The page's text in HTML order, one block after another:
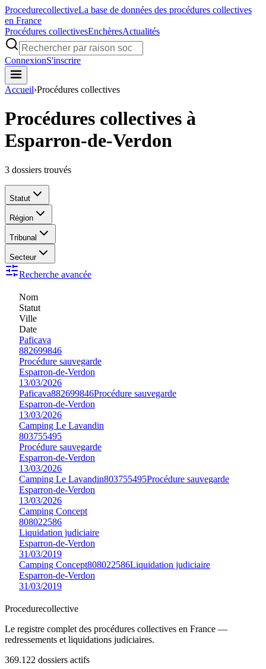
ProcedurecollectiveLa base de données des procédures collectives
en France
Procédures collectivesEnchèresActualités
ConnexionS'inscrire
Accueil›Procédures collectives
Procédures collectives à
Esparron-de-Verdon
3 dossiers trouvés
Statut
Région
Tribunal
Secteur
Recherche avancée
Nom
Statut
Ville
Date
Paficava
882699846
Procédure sauvegarde
Esparron-de-Verdon
13/03/2026
Paficava882699846Procédure sauvegarde
Esparron-de-Verdon
13/03/2026
Camping Le Lavandin
803755495
Procédure sauvegarde
Esparron-de-Verdon
13/03/2026
Camping Le Lavandin803755495Procédure sauvegarde
Esparron-de-Verdon
13/03/2026
Camping Concept
808022586
Liquidation judiciaire
Esparron-de-Verdon
31/03/2019
Camping Concept808022586Liquidation judiciaire
Esparron-de-Verdon
31/03/2019
Procedurecollective
Le registre complet des procédures collectives en France —
redressements et liquidations judiciaires.
369.122 dossiers actifs